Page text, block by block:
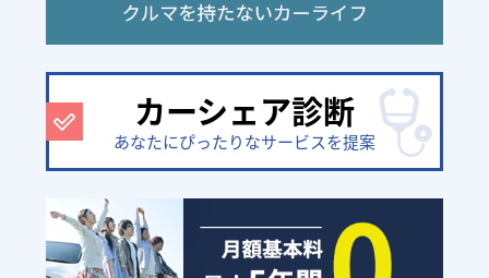
カーシェア診断
あなたにぴったりなサービスを提案